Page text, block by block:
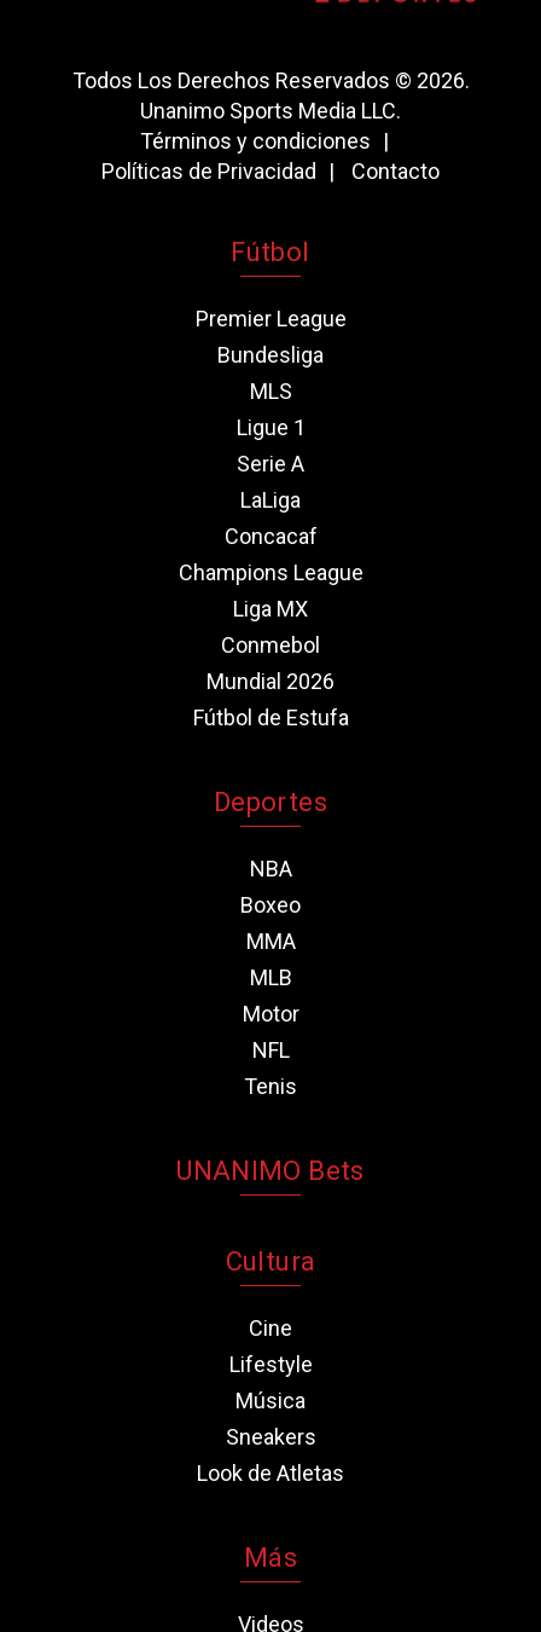
Todos Los Derechos Reservados © 2026.
Unanimo Sports Media LLC.
Términos y condiciones
Políticas de Privacidad
Contacto
Fútbol
Premier League
Bundesliga
MLS
Ligue 1
Serie A
LaLiga
Concacaf
Champions League
Liga MX
Conmebol
Mundial 2026
Fútbol de Estufa
Deportes
NBA
Boxeo
MMA
MLB
Motor
NFL
Tenis
UNANIMO Bets
Cultura
Cine
Lifestyle
Música
Sneakers
Look de Atletas
Más
Videos